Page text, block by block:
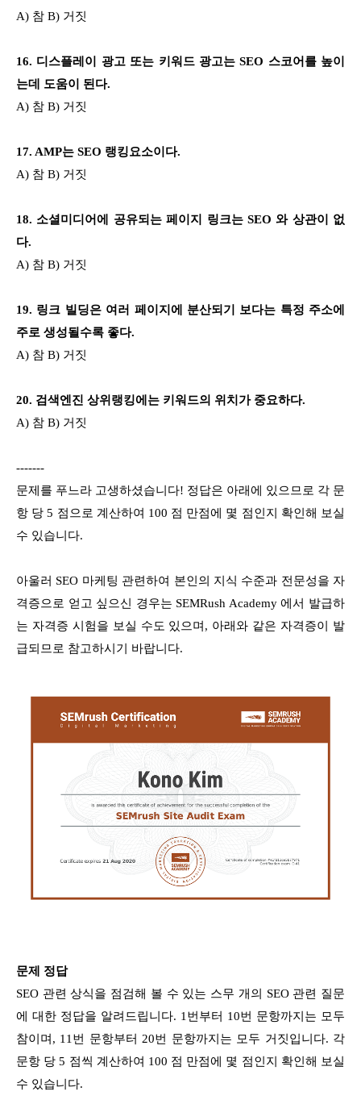
A) 참 B) 거짓
16. 디스플레이 광고 또는 키워드 광고는 SEO 스코어를 높이
는데 도움이 된다.
A) 참 B) 거짓
17. AMP는 SEO 랭킹요소이다.
A) 참 B) 거짓
18. 소셜미디어에 공유되는 페이지 링크는 SEO 와 상관이 없
다.
A) 참 B) 거짓
19. 링크 빌딩은 여러 페이지에 분산되기 보다는 특정 주소에
주로 생성될수록 좋다.
A) 참 B) 거짓
20. 검색엔진 상위랭킹에는 키워드의 위치가 중요하다.
A) 참 B) 거짓
-------
문제를 푸느라 고생하셨습니다! 정답은 아래에 있으므로 각 문
항 당 5 점으로 계산하여 100 점 만점에 몇 점인지 확인해 보실
수 있습니다.
아울러 SEO 마케팅 관련하여 본인의 지식 수준과 전문성을 자
격증으로 얻고 싶으신 경우는 SEMRush Academy 에서 발급하
는 자격증 시험을 보실 수도 있으며, 아래와 같은 자격증이 발
급되므로 참고하시기 바랍니다.
문제 정답
SEO 관련 상식을 점검해 볼 수 있는 스무 개의 SEO 관련 질문
에 대한 정답을 알려드립니다. 1번부터 10번 문항까지는 모두
참이며, 11번 문항부터 20번 문항까지는 모두 거짓입니다. 각
문항 당 5 점씩 계산하여 100 점 만점에 몇 점인지 확인해 보실
수 있습니다.